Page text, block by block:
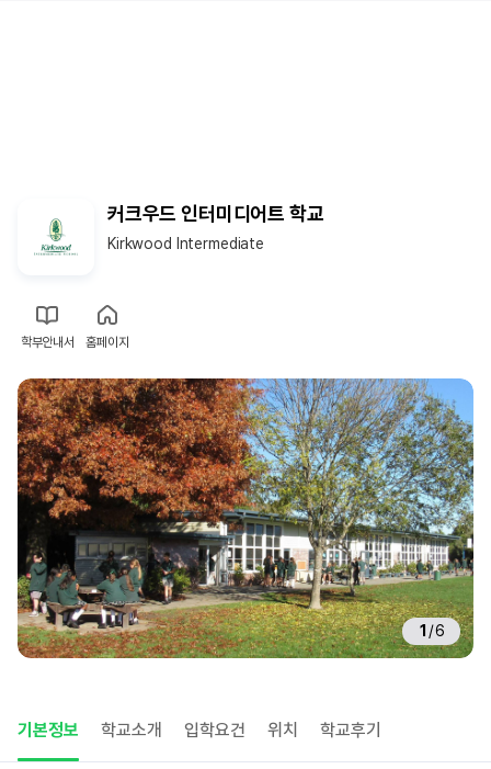
커크우드 인터미디어트 학교
Kirkwood Intermediate
학부안내서 홈페이지
1 /6
기본정보 학교소개 입학요건 위치 학교후기